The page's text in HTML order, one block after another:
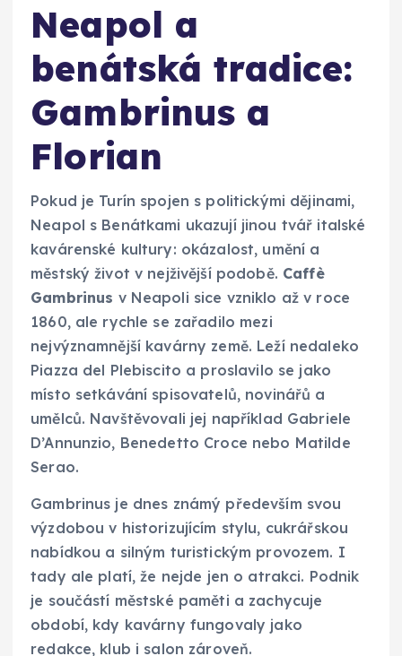
Neapol a
benátská tradice:
Gambrinus a
Florian
Pokud je Turín spojen s politickými dějinami,
Neapol s Benátkami ukazují jinou tvář italské
kavárenské kultury: okázalost, umění a
městský život v nejživější podobě. Caffè
Gambrinus v Neapoli sice vzniklo až v roce
1860, ale rychle se zařadilo mezi
nejvýznamnější kavárny země. Leží nedaleko
Piazza del Plebiscito a proslavilo se jako
místo setkávání spisovatelů, novinářů a
umělců. Navštěvovali jej například Gabriele
D’Annunzio, Benedetto Croce nebo Matilde
Serao.
Gambrinus je dnes známý především svou
výzdobou v historizujícím stylu, cukrářskou
nabídkou a silným turistickým provozem. I
tady ale platí, že nejde jen o atrakci. Podnik
je součástí městské paměti a zachycuje
období, kdy kavárny fungovaly jako
redakce, klub i salon zároveň.